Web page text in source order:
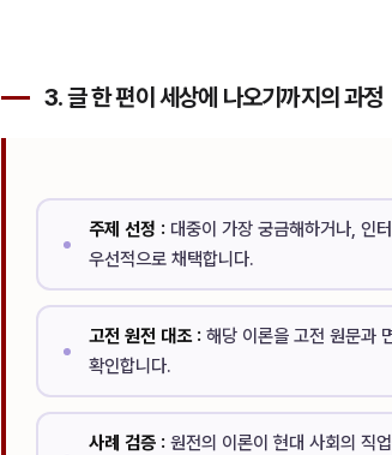
3. 글 한 편이 세상에 나오기까지의 과정
주제 선정 : 대중이 가장 궁금해하거나, 인
우선적으로 채택합니다.
고전 원전 대조 : 해당 이론을 고전 원문과
확인합니다.
사례 검증 : 원전의 이론이 현대 사회의 직